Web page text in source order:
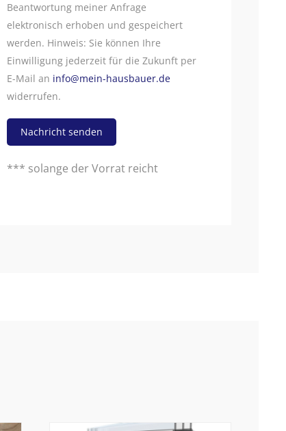
Beantwortung meiner Anfrage
elektronisch erhoben und gespeichert
werden. Hinweis: Sie können Ihre
Einwilligung jederzeit für die Zukunft per
E-Mail an info@mein-hausbauer.de
widerrufen.
Nachricht senden
*** solange der Vorrat reicht